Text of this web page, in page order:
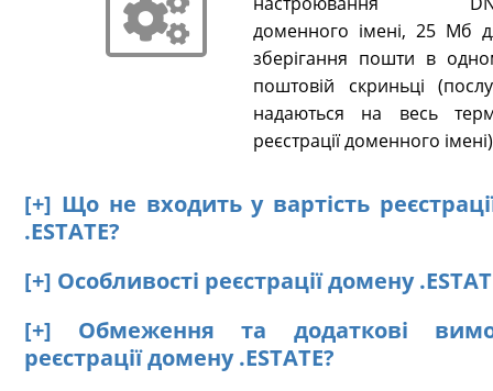
доменного імені, 25 Мб
зберігання пошти в
поштовій скриньці
надаються на весь
реєстрації доменного
[+] Що не входить у вартість
.ESTATE?
[+] Особливості реєстрації домену
[+] Обмеження та додаткові
реєстрації домену .ESTATE?